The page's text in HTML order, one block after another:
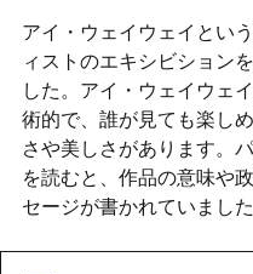
アイ・ウェイウェイとい
ィストのエキシビション
した。アイ・ウェイウェ
術的で、誰が見ても楽し
さや美しさがあります。
を読むと、作品の意味や
セージが書かれていました